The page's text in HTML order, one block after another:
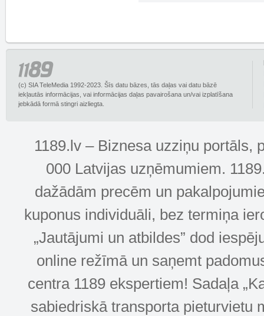
(c) SIA TeleMedia 1992-2023. Šīs datu bāzes, tās daļas vai datu bāzē
iekļautās informācijas, vai informācijas daļas pavairošana un/vai izplatīšana
jebkādā formā stingri aizliegta.
1189.lv – Biznesa uzziņu portāls,
000 Latvijas uzņēmumiem.
dažādām precēm un
kuponus individuāli, bez termiņa
„Jautājumi un atbildes” dod
online režīmā un saņemt
centra 1189 ekspertiem! Sadaļa
sabiedriskā transporta pieturvietu